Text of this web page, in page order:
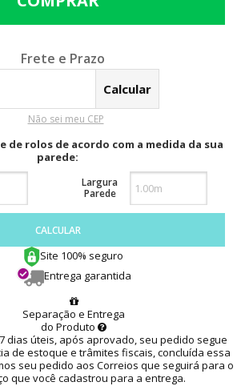
Calcular o Frete
Não sei meu CEP
de rolos de acordo com a medida da sua
parede:
Largura
Parede
CALCULAR
Site 100% seguro
Entrega garantida
Separação e Entrega
do Produto
dias úteis, após aprovado, seu pedido segue
de estoque e trâmites fiscais, concluída essa
seu pedido aos Correios que seguirá para o
que você cadastrou para a entrega.